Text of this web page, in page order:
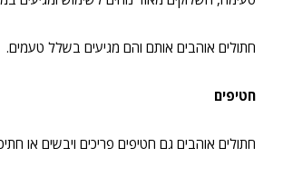
חתולים אוהבים אותם והם מגיעים בשלל טעמים.
חטיפים
חתולים אוהבים גם חטיפים פריכים ויבשים או